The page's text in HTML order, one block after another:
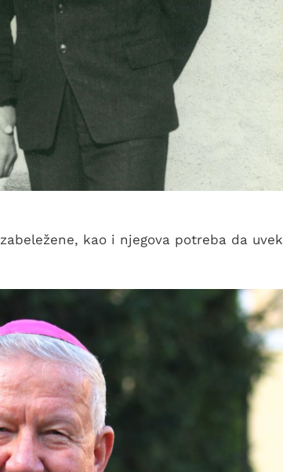
kao i njegova potreba da uvek